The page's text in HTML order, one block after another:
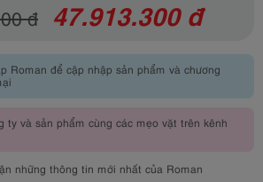
đ 47.913.300 đ
Roman để cập nhập sản phẩm và chương
ty và sản phẩm cùng các mẹo vặt trên kênh
những thông tin mới nhất của Roman